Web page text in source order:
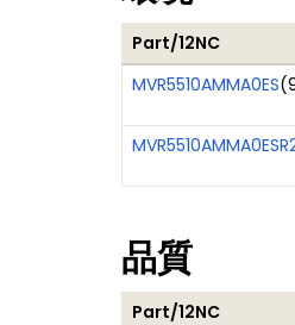
Part/12NC
MVR5510AMMA0ES(
品質
Part/12NC